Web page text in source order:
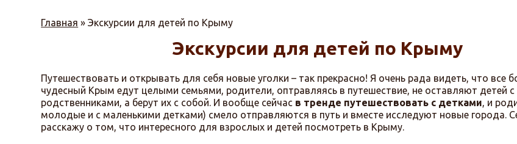
Главная »Экскурсии для детей по Крыму
Экскурсии для детей по Крыму
Путешествовать и открывать для себя новые уголки – так прекрасно! Я очень рада видеть, что все
чудесный Крым едут целыми семьями, родители, оптравляясь в путешествие, не оставляют детей с
родственниками, а берут их с собой. И вообще сейчас в тренде путешествовать с детками, и
молодые и с маленькими детками) смело отправляются в путь и вместе исследуют новые города.
расскажу о том, что интересного для взрослых и детей посмотреть в Крыму.